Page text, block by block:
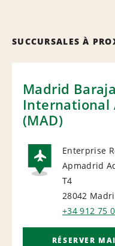
SUCCURSALES À
Madrid
International
(MAD)
Enterprise
Apmadrid
T4
28042
+34 912 75
RÉSERVER